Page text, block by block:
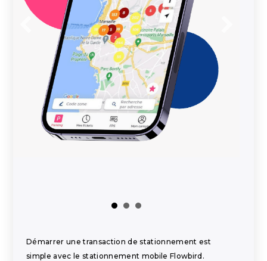
Démarrer une transaction de stationnement est
simple avec le stationnement mobile Flowbird.